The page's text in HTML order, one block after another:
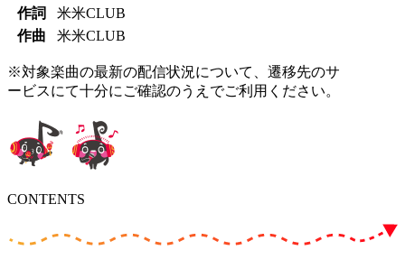
作詞
米米CLUB
作曲
米米CLUB
※対象楽曲の最新の配信状況について、遷移先のサ
ービスにて十分にご確認のうえでご利用ください。
CONTENTS